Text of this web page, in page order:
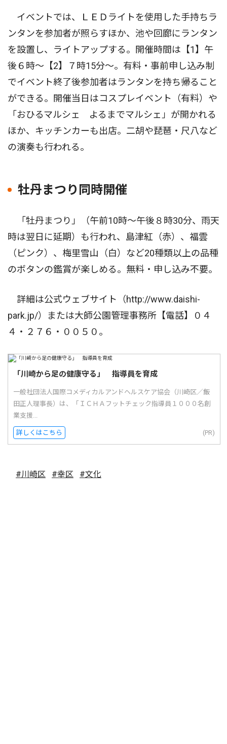
イベントでは、ＬＥＤライトを使用した手持ちラ
ンタンを参加者が照らすほか、池や回廊にランタン
を設置し、ライトアップする。開催時間は【1】午
後６時〜【2】７時15分〜。有料・事前申し込み制
でイベント終了後参加者はランタンを持ち帰ること
ができる。開催当日はコスプレイベント（有料）や
「おひるマルシェ よるまでマルシェ」が開かれる
ほか、キッチンカーも出店。二胡や琵琶・尺八など
の演奏も行われる。
牡丹まつり同時開催
「牡丹まつり」（午前10時〜午後８時30分、雨天
時は翌日に延期）も行われ、島津紅（赤）、福雲
（ピンク）、梅里雪山（白）など20種類以上の品種
のボタンの鑑賞が楽しめる。無料・申し込み不要。
詳細は公式ウェブサイト（http://www.daishi-
park.jp/）または大師公園管理事務所【電話】０４
４・２７６・００５０。
「川崎から足の健康守る」 指導員を育成
一般社団法人国際コメディカルアンドヘルスケア協会（川崎区／飯
田正人理事長）は、「ＩＣＨＡフットチェック指導員１０００名創
業支援...
詳しくはこちら (PR)
#川崎区 #幸区 #文化